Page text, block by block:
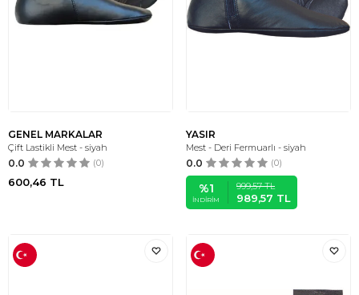
GENEL MARKALAR
Çift Lastikli Mest - siyah
0.0 (0)
600,46 TL
YASIR
Mest - Deri Fermuarlı - siyah
0.0 (0)
%1
İNDIRIM
999,57TL
989,57 TL